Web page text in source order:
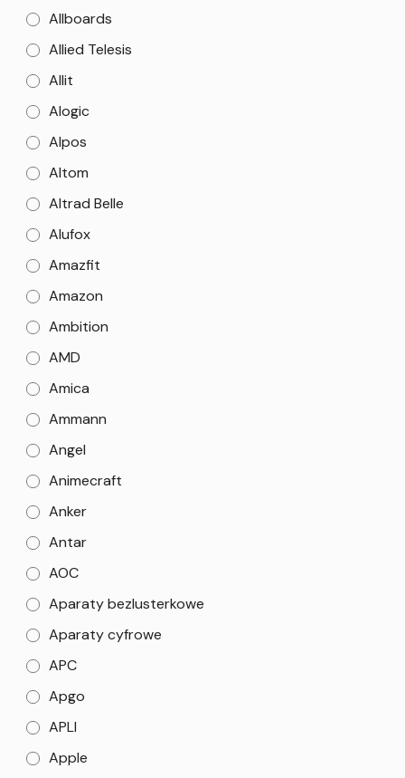
Allboards
Allied Telesis
Allit
Alogic
Alpos
Altom
Altrad Belle
Alufox
Amazfit
Amazon
Ambition
AMD
Amica
Ammann
Angel
Animecraft
Anker
Antar
AOC
Aparaty bezlusterkowe
Aparaty cyfrowe
APC
Apgo
APLI
Apple